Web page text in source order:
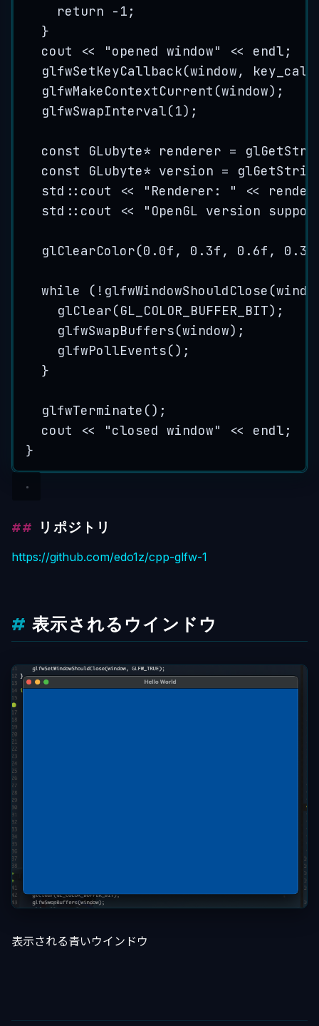
return
- 1 ;
}
cout
<< "opened window" <<
endl;
glfwSetKeyCallback(window,
glfwMakeContextCurrent (window);
glfwSwapInterval(1);
const GLubyte* renderer =
const GLubyte* version =
std::cout
<< " Renderer: " <<
std::cout
<< " OpenGL version
glClearColor(0.0f , 0.3f , 0.6f , 0.3
while ( ! glfwWindowShouldClose
glClear(GL_COLOR_BUFFER_BIT);
glfwSwapBuffers(window);
glfwPollEvents();
}
glfwTerminate ();
cout
<< "closed window" <<
endl;
}
リポジトリ
https://github.com/edo1z/cpp-glfw-1
表示されるウインドウ
表示される青いウインドウ